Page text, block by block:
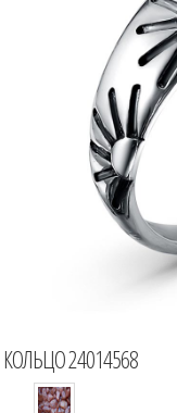
КОЛЬЦО 24014568